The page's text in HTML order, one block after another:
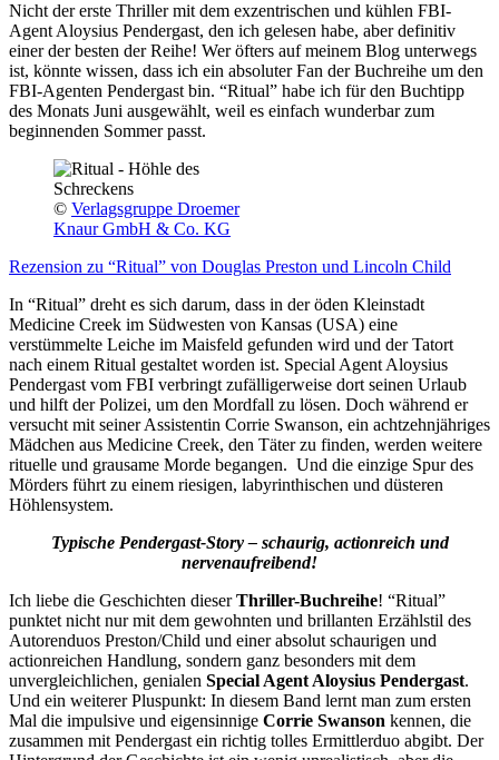
Nicht der erste Thriller mit dem exzentrischen und kühlen FBI-
Agent Aloysius Pendergast, den ich gelesen habe, aber definitiv
einer der besten der Reihe! Wer öfters auf meinem Blog unterwegs
ist, könnte wissen, dass ich ein absoluter Fan der Buchreihe um den
FBI-Agenten Pendergast bin. “Ritual” habe ich für den Buchtipp
des Monats Juni ausgewählt, weil es einfach wunderbar zum
beginnenden Sommer passt.
© Verlagsgruppe Droemer
Knaur GmbH & Co. KG
Rezension zu “Ritual” von Douglas Preston und Lincoln Child
In “Ritual” dreht es sich darum, dass in der öden Kleinstadt
Medicine Creek im Südwesten von Kansas (USA) eine
verstümmelte Leiche im Maisfeld gefunden wird und der Tatort
nach einem Ritual gestaltet worden ist. Special Agent Aloysius
Pendergast vom FBI verbringt zufälligerweise dort seinen Urlaub
und hilft der Polizei, um den Mordfall zu lösen. Doch während er
versucht mit seiner Assistentin Corrie Swanson, ein achtzehnjähriges
Mädchen aus Medicine Creek, den Täter zu finden, werden weitere
rituelle und grausame Morde begangen. Und die einzige Spur des
Mörders führt zu einem riesigen, labyrinthischen und düsteren
Höhlensystem.
Typische Pendergast-Story – schaurig, actionreich und
nervenaufreibend!
Ich liebe die Geschichten dieserThriller-Buchreihe! “Ritual”
punktet nicht nur mit dem gewohnten und brillanten Erzählstil des
Autorenduos Preston/Child und einer absolut schaurigen und
actionreichen Handlung, sondern ganz besonders mit dem
unvergleichlichen, genialen Special Agent Aloysius Pendergast.
Und ein weiterer Pluspunkt: In diesem Band lernt man zum ersten
Mal die impulsive und eigensinnige Corrie Swanson kennen, die
zusammen mit Pendergast ein richtig tolles Ermittlerduo abgibt. Der